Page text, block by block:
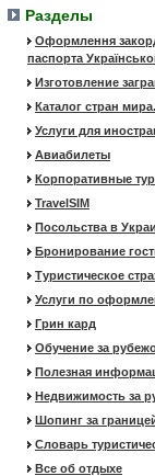
Разделы
Оформлення
паспорта
Изготовление
Каталог стран мира.
Услуги для
Авиабилеты
Корпоративные
TravelSIM
Посольства в
Бронирование
Туристическое
Услуги по
Грин кард
Обучение за
Полезная
Недвижимость за
Шопинг за
Словарь
Все об отдыхе